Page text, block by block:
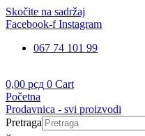
Skočite na sadržaj
Facebook-f Instagram
067 74 101 99
0,00 рсд 0 Cart
Početna
Prodavnica - svi proizvodi
Pretraga